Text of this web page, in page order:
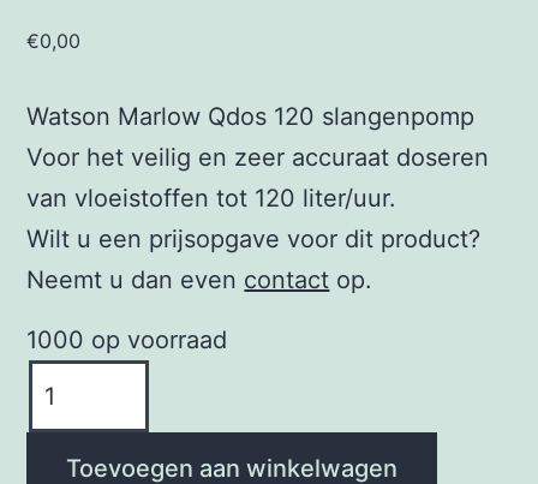
€0,00
Watson Marlow Qdos 120 slangenpomp
Voor het veilig en zeer accuraat doseren
van vloeistoffen tot 120 liter/uur.
Wilt u een prijsopgave voor dit product?
Neemt u dan even contact op.
1000 op voorraad
Marlow
Toevoegen aan winkelwagen